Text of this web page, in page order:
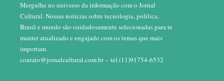
Mergulhe no universo da informação com o Jornal
Cultural. Nossas notícias sobre tecnologia, política,
Brasil e mundo são cuidadosamente selecionadas para te
manter atualizado e engajado com os temas que mais
importam.
contato@jornalcultural.com.br– tel.(11)91754-6532